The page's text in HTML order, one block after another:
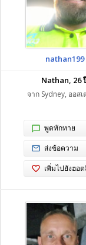
nathan199
Nathan, 26
จาก Sydney, ออสเ
พูดทักทาย
ส่งข้อความ
เพิ่มไปยังฮอ